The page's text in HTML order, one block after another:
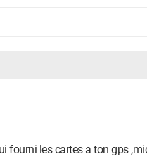
fourni les cartes a ton gps